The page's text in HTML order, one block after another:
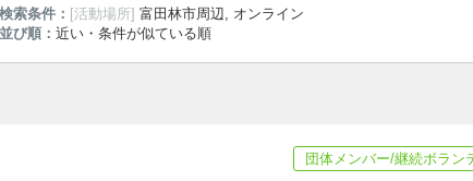
検索条件： [活動場所] 富田林市周辺, オンライン
並び順： 近い・条件が似ている順
団体メンバー/継続ボラン